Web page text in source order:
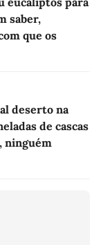
saber,
que os
deserto na
de cascas
ninguém